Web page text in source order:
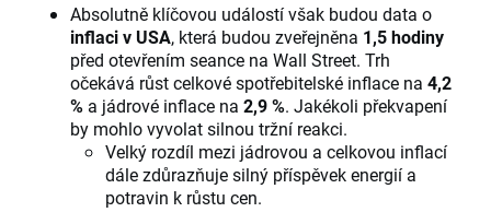
Absolutně klíčovou událostí však budou data o
inflaci v USA, která budou zveřejněna 1,5 hodiny
před otevřením seance na Wall Street. Trh
očekává růst celkové spotřebitelské inflace na 4,2
% a jádrové inflace na 2,9 %. Jakékoli překvapení
by mohlo vyvolat silnou tržní reakci.
Velký rozdíl mezi jádrovou a celkovou inflací
dále zdůrazňuje silný příspěvek energií a
potravin k růstu cen.